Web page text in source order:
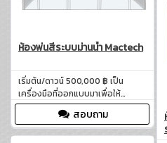
ห้องพ่นสีระบบม่านนํ้า Mactech
เริ่มต้น/ดาวน์ 500,000 ฿ เป็น
เครื่องมือที่ออกแบบมาเพื่อให้
สามารถตอบสนองความต้องการใน
การพ่นสีสำหรับงานอุตสาหกรรม
ทั่วไปและอู่ประกันทำสีและตัวถัง
สอบถาม